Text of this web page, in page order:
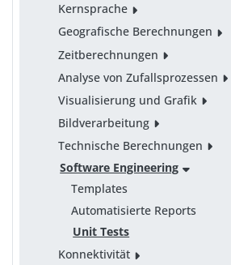
Kernsprache
Geografische Berechnungen
Zeitberechnungen
Analyse von Zufallsprozessen
Visualisierung und Grafik
Bildverarbeitung
Technische Berechnungen
Software Engineering
Templates
Automatisierte Reports
Unit Tests
Konnektivität